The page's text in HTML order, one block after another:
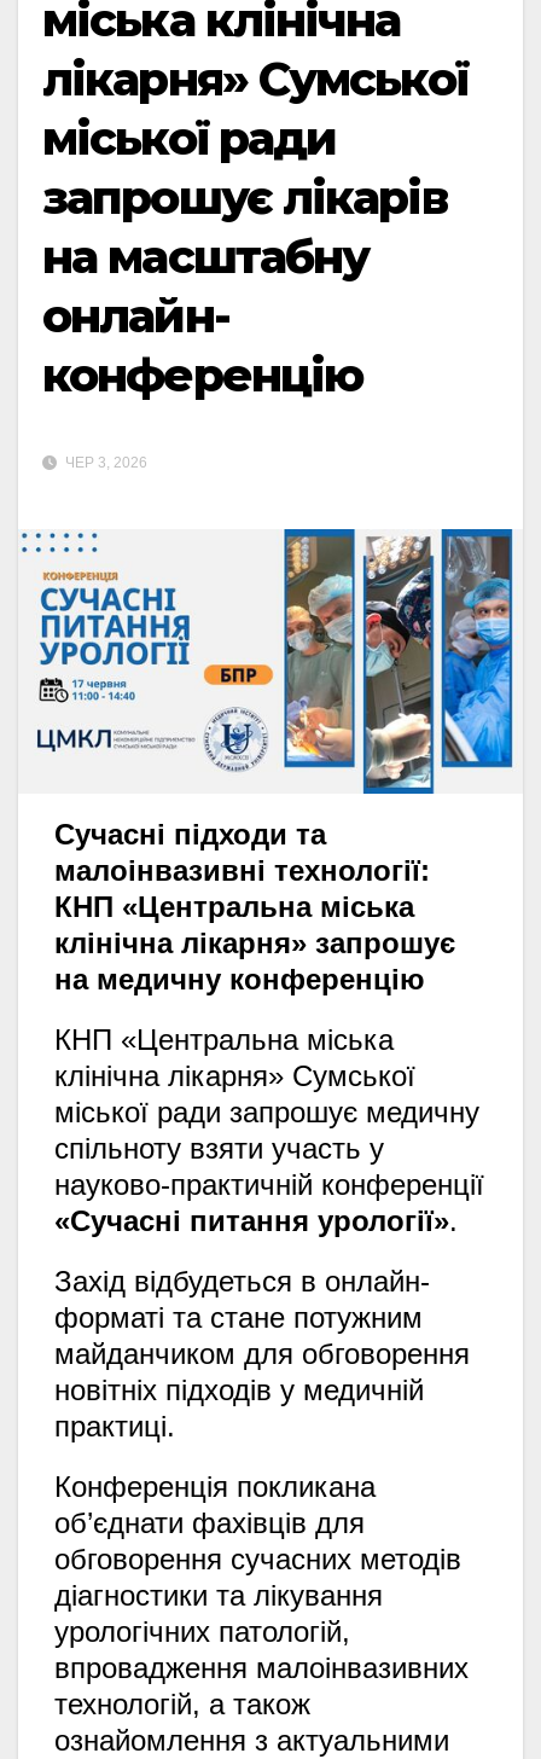
міська клінічна
лікарня» Сумської
міської ради
запрошує лікарів
на масштабну
онлайн-
конференцію
ЧЕР 3, 2026
Сучасні підходи та
малоінвазивні технології:
КНП «Центральна міська
клінічна лікарня» запрошує
на медичну конференцію
КНП «Центральна міська
клінічна лікарня» Сумської
міської ради запрошує медичну
спільноту взяти участь у
науково-практичній конференції
«Сучасні питання урології».
Захід відбудеться в онлайн-
форматі та стане потужним
майданчиком для обговорення
новітніх підходів у медичній
практиці.
Конференція покликана
об’єднати фахівців для
обговорення сучасних методів
діагностики та лікування
урологічних патологій,
впровадження малоінвазивних
технологій, а також
ознайомлення з актуальними